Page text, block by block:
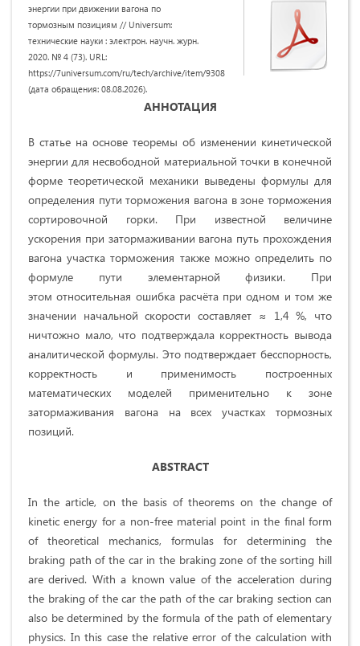
энергии при движении вагона по
тормозным позициям // Universum:
технические науки : электрон. научн. журн.
2020. № 4 (73). URL:
https://7universum.com/ru/tech/archive/item/9308
(дата обращения: 08.08.2026).
АННОТАЦИЯ
В статье на основе теоремы об изменении кинетической
энергии для несвободной материальной точки в конечной
форме теоретической механики выведены формулы для
определения пути торможения вагона в зоне торможения
сортировочной горки. При известной величине
ускорения при затормаживании вагона путь прохождения
вагона участка торможения также можно определить по
формуле пути элементарной физики. При
этом относительная ошибка расчёта при одном и том же
значении начальной скорости составляет ≈ 1,4 %, что
ничтожно мало, что подтверждала корректность вывода
аналитической формулы. Это подтверждает бесспорность,
корректность и применимость построенных
математических моделей применительно к зоне
затормаживания вагона на всех участках тормозных
позиций.
ABSTRACT
In the article, on the basis of theorems on the change of
kinetic energy for a non-free material point in the final form
of theoretical mechanics, formulas for determining the
braking path of the car in the braking zone of the sorting hill
are derived. With a known value of the acceleration during
the braking of the car the path of the car braking section can
also be determined by the formula of the path of elementary
physics. In this case the relative error of the calculation with